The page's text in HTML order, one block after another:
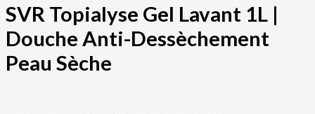
SVR Topialyse Gel Lavant 1L |
Douche Anti-Dessèchement
Peau Sèche